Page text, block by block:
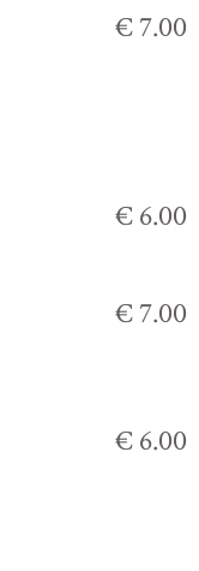
€ 7.00
€ 6.00
€ 7.00
€ 6.00